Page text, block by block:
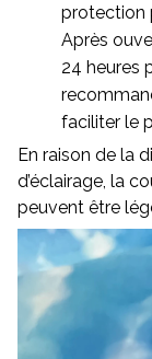
protection
Après
24 heures
faciliter le
En raison de la
d’éclairage, la
peuvent être